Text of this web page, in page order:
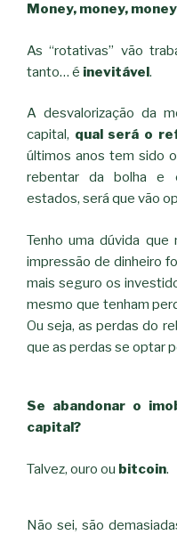
Money, money, money
As “rotativas” vão
tanto… é inevitável.
A desvalorização da
capital, qual será o
últimos anos tem sido
rebentar da bolha e
estados, será que vão
Tenho uma dúvida
impressão de dinheiro
mais seguro os
mesmo que tenham
Ou seja, as perdas do
que as perdas se optar
Se abandonar o
capital?
Talvez, ouro ou bitcoin.
Não sei, são